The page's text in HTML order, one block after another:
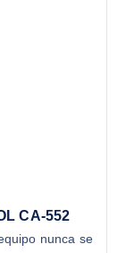
CA-552
nunca se